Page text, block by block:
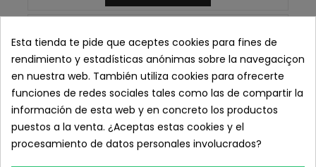
Esta tienda te pide que aceptes cookies para fines de
rendimiento y estadísticas anónimas sobre la navegaciçon
en nuestra web. También utiliza cookies para ofrecerte
funciones de redes sociales tales como las de compartir la
información de esta web y en concreto los productos
puestos a la venta. ¿Aceptas estas cookies y el
procesamiento de datos personales involucrados?